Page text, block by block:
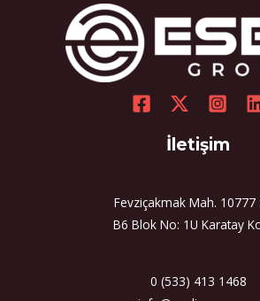
İletişim
Fevziçakmak Mah. 10777
B6 Blok No: 1U Karatay
0 (533) 413 1468